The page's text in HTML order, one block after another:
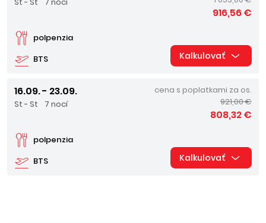
BTS
polpenzia
916,56 €
Kalkulovať
16.09. - 23.09.
St - St 7 nocí
BTS
polpenzia
cena s poplatkami za os.
921,00 €
808,32 €
Kalkulovať